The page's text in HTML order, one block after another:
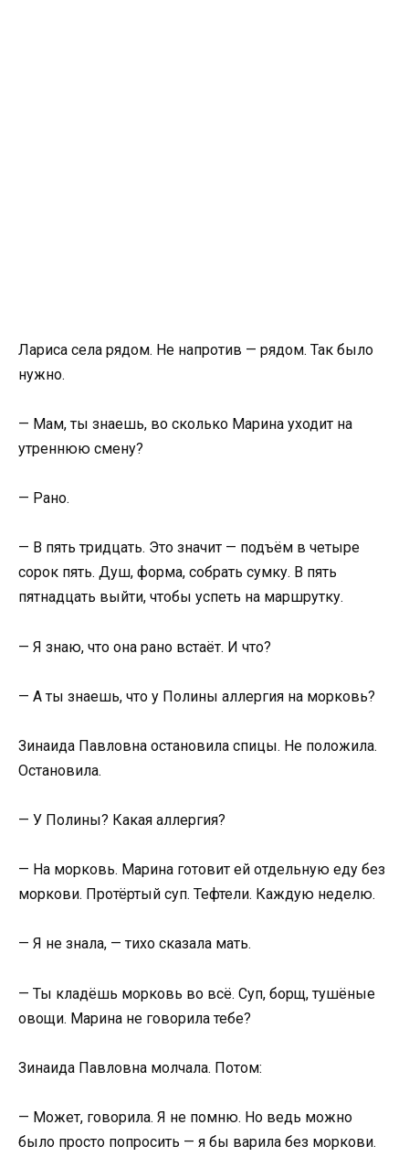
Лариса села рядом. Не напротив — рядом. Так было
нужно.
— Мам, ты знаешь, во сколько Марина уходит на
утреннюю смену?
— Рано.
— В пять тридцать. Это значит — подъём в четыре
сорок пять. Душ, форма, собрать сумку. В пять
пятнадцать выйти, чтобы успеть на маршрутку.
— Я знаю, что она рано встаёт. И что?
— А ты знаешь, что у Полины аллергия на морковь?
Зинаида Павловна остановила спицы. Не положила.
Остановила.
— У Полины? Какая аллергия?
— На морковь. Марина готовит ей отдельную еду без
моркови. Протёртый суп. Тефтели. Каждую неделю.
— Я не знала, — тихо сказала мать.
— Ты кладёшь морковь во всё. Суп, борщ, тушёные
овощи. Марина не говорила тебе?
Зинаида Павловна молчала. Потом:
— Может, говорила. Я не помню. Но ведь можно
было просто попросить — я бы варила без моркови.